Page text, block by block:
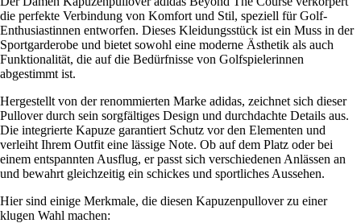
die perfekte Verbindung von Komfort und Stil, speziell für Golf-
Enthusiastinnen entworfen. Dieses Kleidungsstück ist ein Muss in der
Sportgarderobe und bietet sowohl eine moderne Ästhetik als auch
Funktionalität, die auf die Bedürfnisse von Golfspielerinnen
abgestimmt ist.
Hergestellt von der renommierten Marke adidas, zeichnet sich dieser
Pullover durch sein sorgfältiges Design und durchdachte Details aus.
Die integrierte Kapuze garantiert Schutz vor den Elementen und
verleiht Ihrem Outfit eine lässige Note. Ob auf dem Platz oder bei
einem entspannten Ausflug, er passt sich verschiedenen Anlässen an
und bewahrt gleichzeitig ein schickes und sportliches Aussehen.
Hier sind einige Merkmale, die diesen Kapuzenpullover zu einer
klugen Wahl machen: